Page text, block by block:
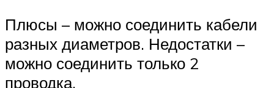
Плюсы – можно соединить кабели
разных диаметров. Недостатки –
можно соединить только 2
проводка.